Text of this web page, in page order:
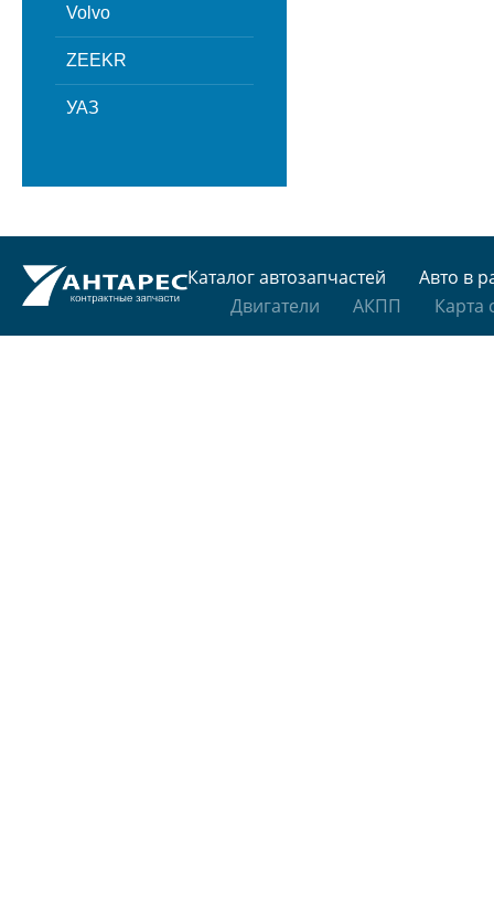
Volvo
ZEEKR
УАЗ
Каталог автозапчастей
Авто в
Двигатели
АКПП Карта